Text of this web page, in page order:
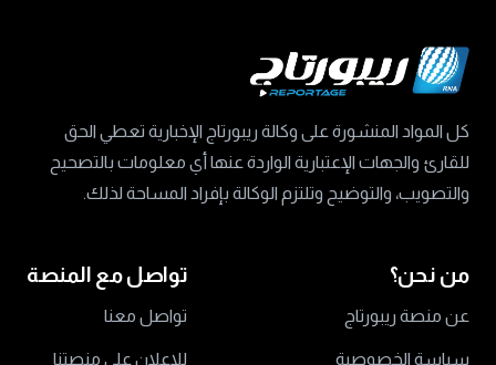
كل المواد المنشورة على وكالة ريبورتاج الإخبارية تعطي الحق
للقارئ والجهات الإعتبارية الواردة عنها أي معلومات بالتصحيح
والتصويب، والتوضيح وتلتزم الوكالة بإفراد المساحة لذلك.
من نحن؟
عن منصة ريبورتاج
سياسة الخصوصية
تواصل مع المنصة
تواصل معنا
للاعلان على منصتنا